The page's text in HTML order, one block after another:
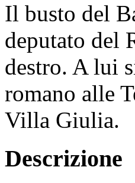
Il busto del
deputato del
destro. A lui
romano alle
Villa Giulia.
Descrizione